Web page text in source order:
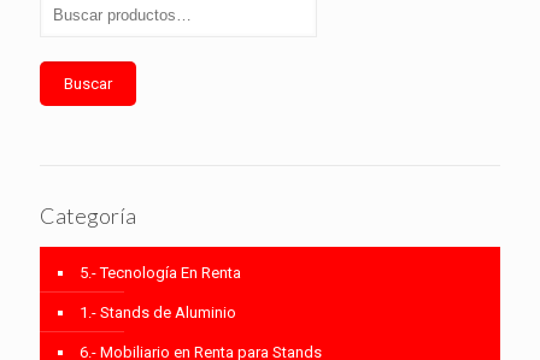
Buscar
Categoría
5.- Tecnología En Renta
1.- Stands de Aluminio
6.- Mobiliario en Renta para Stands